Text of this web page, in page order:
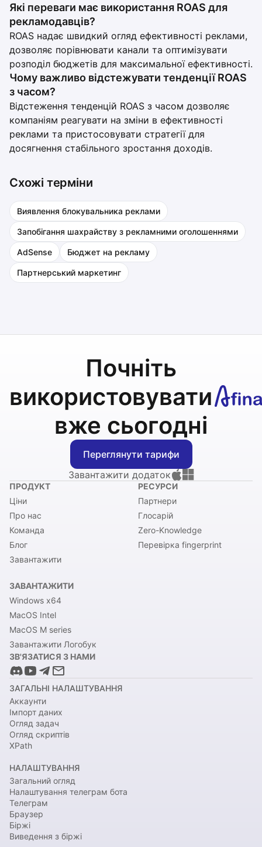
Які переваги має використання ROAS для
рекламодавців?
ROAS надає швидкий огляд ефективності реклами,
дозволяє порівнювати канали та оптимізувати
розподіл бюджетів для максимальної ефективності.
Чому важливо відстежувати тенденції ROAS
з часом?
Відстеження тенденцій ROAS з часом дозволяє
компаніям реагувати на зміни в ефективності
реклами та пристосовувати стратегії для
досягнення стабільного зростання доходів.
Схожі терміни
Виявлення блокувальника реклами
Запобігання шахрайству з рекламними оголошеннями
AdSense Бюджет на рекламу
Партнерський маркетинг
Почніть
використовувати
вже сьогодні
Переглянути тарифи
Завантажити додаток
ПРОДУКТ
Ціни
Про нас
Команда
Блог
Завантажити
РЕСУРСИ
Партнери
Глосарій
Zero-Knowledge
Перевірка fingerprint
ЗАВАНТАЖИТИ
Windows x64
MacOS Intel
MacOS M series
Завантажити Логобук
ЗВ'ЯЗАТИСЯ З НАМИ
ЗАГАЛЬНІ НАЛАШТУВАННЯ
Аккаунти
Імпорт даних
Огляд задач
Огляд скриптів
XPath
НАЛАШТУВАННЯ
Загальний огляд
Налаштування телеграм бота
Телеграм
Браузер
Біржі
Виведення з біржі